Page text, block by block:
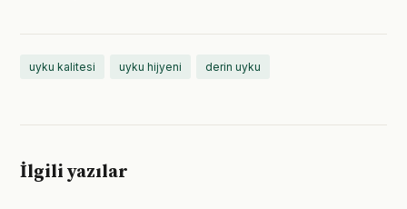
uyku kalitesi uyku hijyeni derin uyku
İlgili yazılar